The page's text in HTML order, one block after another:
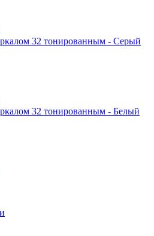
32 тонированным - Серый
32 тонированным - Белый